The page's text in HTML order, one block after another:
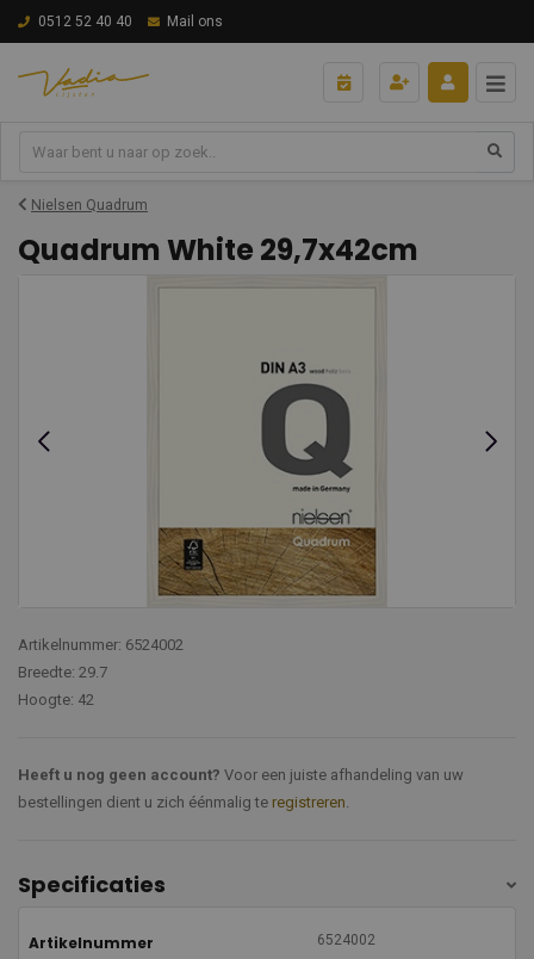
0512 52 40 40 Mail ons
Nielsen Quadrum
Quadrum White 29,7x42cm
Artikelnummer: 6524002
Breedte: 29.7
Hoogte: 42
Heeft u nog geen account? Voor een juiste afhandeling van uw
bestellingen dient u zich éénmalig te registreren.
Specificaties
Artikelnummer 6524002